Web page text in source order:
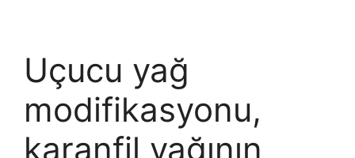
Uçucu yağ
modifikasyonu,
karanfil yağının